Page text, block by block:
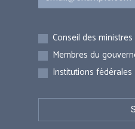
Inscriptions
Conseil des ministres
Membres du
Institutions fédérales